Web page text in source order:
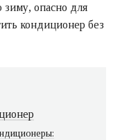
зиму, опасно для
кондиционер без